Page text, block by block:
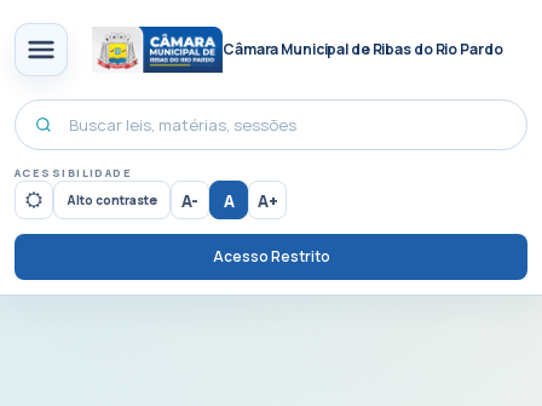
Câmara Municipal de Ribas do Rio Pardo
ACESSIBILIDADE
Alto contraste A- A A+
Acesso Restrito